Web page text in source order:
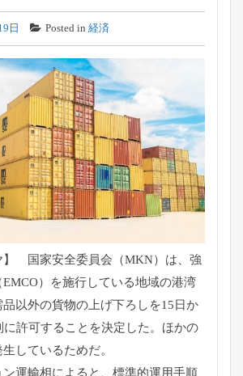
日 Posted in 経済
】 国家安全委員会（MKN）は、強
）
を施行している地域の港湾
品以外の貨物の上げ下ろしを15日か
に許可することを決定した。ほかの
しているためだ。
運輸相によると、標準的運用手順